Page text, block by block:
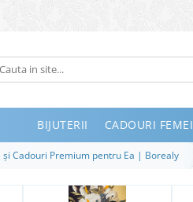
BIJUTERII CADOURI FEMEI
și Cadouri Premium pentru Ea | Borealy